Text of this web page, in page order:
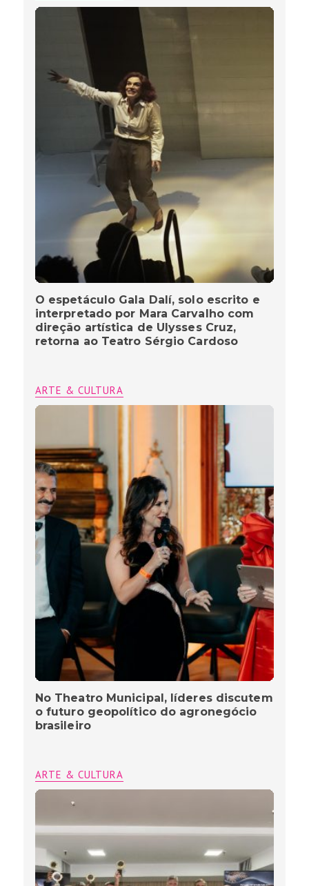
O espetáculo Gala Dalí, solo escrito e
interpretado por Mara Carvalho com
direção artística de Ulysses Cruz,
retorna ao Teatro Sérgio Cardoso
ARTE & CULTURA
No Theatro Municipal, líderes discutem
o futuro geopolítico do agronegócio
brasileiro
ARTE & CULTURA